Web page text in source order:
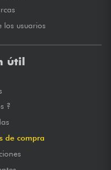
los usuarios
útil
?
de compra